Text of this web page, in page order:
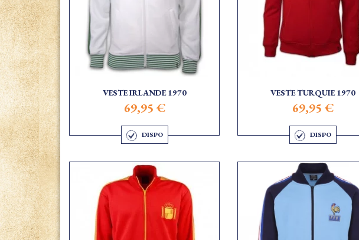
VESTE IRLANDE 1970
69,95 €
DISPO
VESTE TURQUIE 1970
69,95 €
DISPO